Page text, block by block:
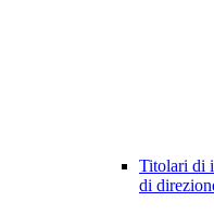
Titolari di
di